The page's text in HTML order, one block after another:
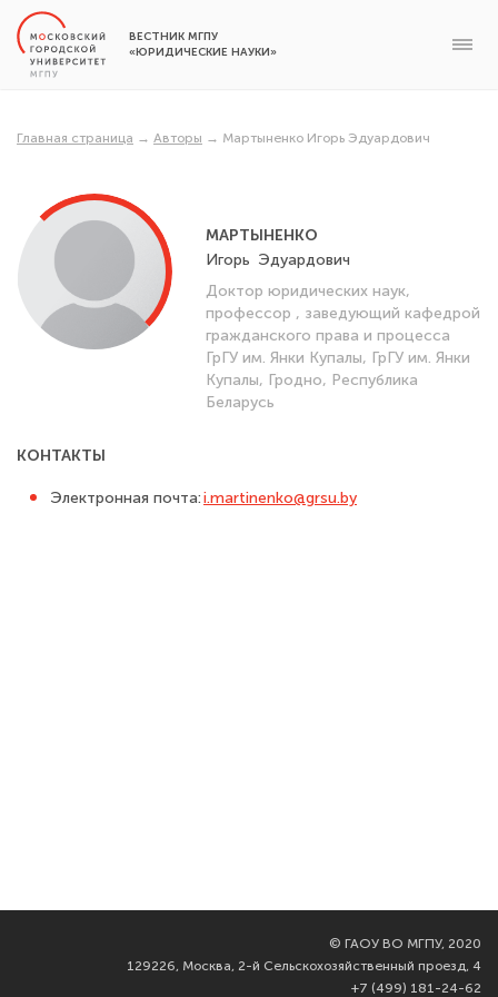
ВЕСТНИК МГПУ
«ЮРИДИЧЕСКИЕ НАУКИ»
Главная страница → Авторы → Мартыненко Игорь Эдуардович
МАРТЫНЕНКО
Игорь Эдуардович
Доктор юридических наук,
профессор , заведующий кафедрой
гражданского права и процесса
ГрГУ им. Янки Купалы, ГрГУ им. Янки
Купалы, Гродно, Республика
Беларусь
КОНТАКТЫ
Электронная почта:i.martinenko@grsu.by
© ГАОУ ВО МГПУ, 2020
129226, Москва, 2-й Сельскохозяйственный проезд, 4
+7 (499) 181-24-62